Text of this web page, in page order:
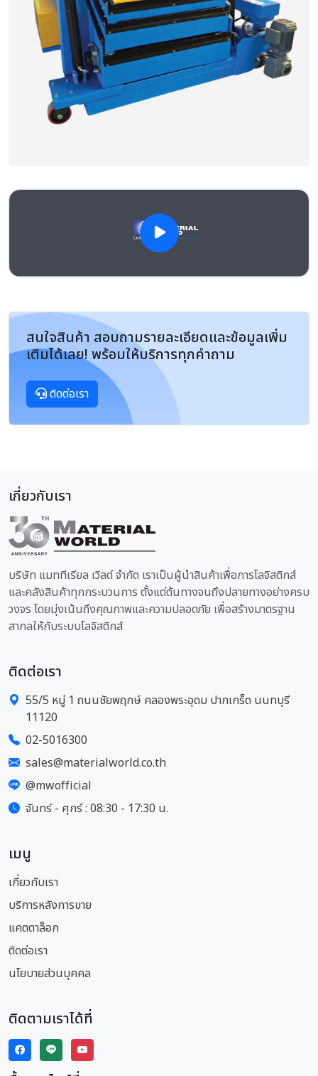
สนใจสินค้า สอบถามรายละเอียดและข้อมูลเพิ่ม
เติมได้เลย! พร้อมให้บริการทุกคำถาม
ติดต่อเรา
เกี่ยวกับเรา
บริษัท แมททีเรียล เวิลด์ จำกัด เราเป็นผู้นำสินค้าเพื่อการโลจิสติกส์
และคลังสินค้าทุกกระบวนการ ตั้งแต่ต้นทางจนถึงปลายทางอย่างครบ
วงจร โดยมุ่งเน้นถึงคุณภาพและความปลอดภัย เพื่อสร้างมาตรฐาน
สากลให้กับระบบโลจิสติกส์
ติดต่อเรา
55/5 หมู่ 1 ถนนชัยพฤกษ์ คลองพระอุดม ปากเกร็ด นนทบุรี
11120
02-5016300
sales@materialworld.co.th
@mwofficial
จันทร์ - ศุกร์ : 08:30 - 17:30 น.
เมนู
เกี่ยวกับเรา
บริการหลังการขาย
แคตตาล็อก
ติดต่อเรา
นโยบายส่วนบุคคล
ติดตามเราได้ที่